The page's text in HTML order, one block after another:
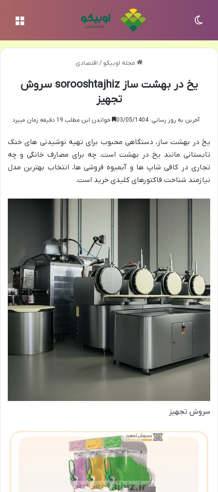
مجله اوبیکو / اقتصادی
یخ در بهشت ساز sorooshtajhiz سروش
تجهیز
آخرین به روز رسانی: 03/05/1404 خواندن این مطلب 19 دقیقه زمان میبرد
یخ در بهشت ساز، دستگاهی محبوب برای تهیه نوشیدنی های خنک
تابستانی مانند یخ در بهشت است. چه برای مصارف خانگی و چه
تجاری در کافی شاپ ها و آبمیوه فروشی ها، انتخاب بهترین مدل
نیازمند شناخت فاکتورهای کلیدی خرید است.
سروش تجهیز